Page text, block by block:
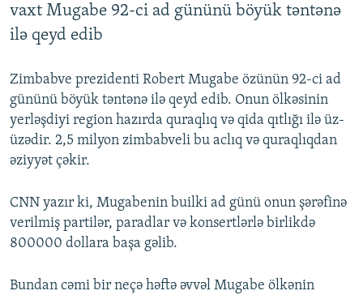
vaxt Mugabe 92-ci ad gününü böyük təntənə
ilə qeyd edib
Zimbabve prezidenti Robert Mugabe özünün 92-ci ad
gününü böyük təntənə ilə qeyd edib. Onun ölkəsinin
yerləşdiyi region hazırda quraqlıq və qida qıtlığı ilə üz-
üzədir. 2,5 milyon zimbabveli bu aclıq və quraqlıqdan
əziyyət çəkir.
CNN yazır ki, Mugabenin builki ad günü onun şərəfinə
verilmiş partilər, paradlar və konsertlərlə birlikdə
800000 dollara başa gəlib.
Bundan cəmi bir neçə həftə əvvəl Mugabe ölkənin